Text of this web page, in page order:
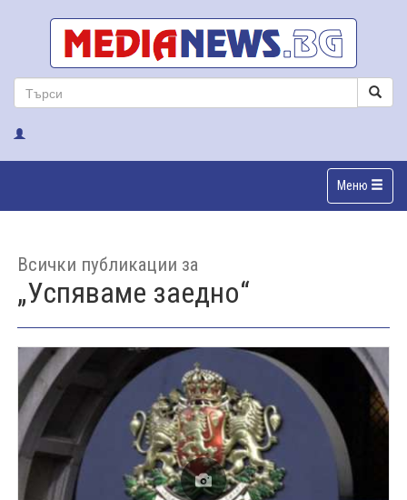
Меню
Всички публикации за
„Успяваме заедно“